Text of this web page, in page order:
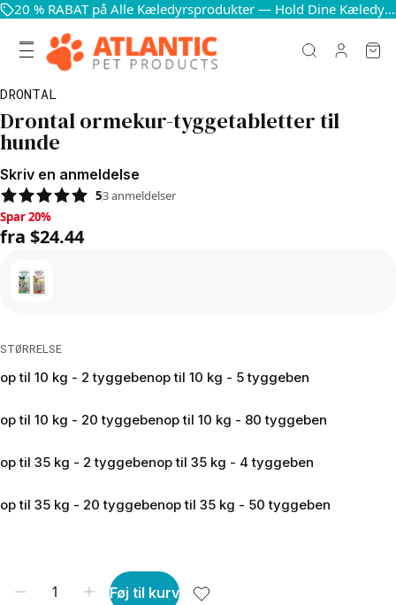
20 % RABAT på Alle Kæledyrsprodukter — Hold Dine Kæledyr Glade og Sunde
DRONTAL
Drontal ormekur-tyggetabletter til
hunde
Skriv en anmeldelse
53anmeldelser
Spar 20%, fra $24.44
Spar 20%
fra $24.44
STØRRELSE
op til 10 kg - 2 tyggebenop til 10 kg - 5 tyggeben
op til 10 kg - 20 tyggebenop til 10 kg - 80 tyggeben
op til 35 kg - 2 tyggebenop til 35 kg - 4 tyggeben
op til 35 kg - 20 tyggebenop til 35 kg - 50 tyggeben
Føj til kurv